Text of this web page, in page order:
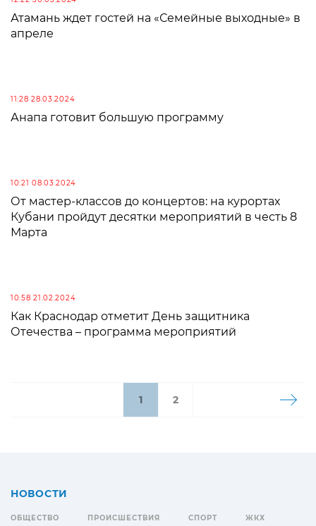
Атамань ждет гостей на «Семейные выходные» в
апреле
11:28 28.03.2024
Анапа готовит большую программу
10:21 08.03.2024
От мастер-классов до концертов: на курортах
Кубани пройдут десятки мероприятий в честь 8
Марта
10:58 21.02.2024
Как Краснодар отметит День защитника
Отечества – программа мероприятий
1 2
НОВОСТИ
ОБЩЕСТВО ПРОИСШЕСТВИЯ СПОРТ ЖКХ